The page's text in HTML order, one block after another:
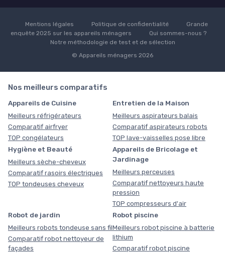
Mentions légales Politique de confidentialité
Grande
enquête 2025 sur les appareils ménagers
Qui sommes-nous ?
Notre méthodologie de test et de sélection
© Appareils ménagers 2026
Nos meilleurs comparatifs
Appareils de Cuisine
Meilleurs réfrigérateurs
Comparatif airfryer
TOP congélateurs
Entretien de la Maison
Meilleurs aspirateurs balais
Comparatif aspirateurs robots
TOP lave-vaisselles pose libre
Hygiène et Beauté
Meilleurs sèche-cheveux
Comparatif rasoirs électriques
TOP tondeuses cheveux
Appareils de Bricolage et
Jardinage
Meilleurs perceuses
Comparatif nettoyeurs haute
pression
TOP compresseurs d'air
Robot de jardin
Meilleurs robots tondeuse sans fil
Comparatif robot nettoyeur de
façades
Robot piscine
Meilleurs robot piscine à batterie
lithium
Comparatif robot piscine